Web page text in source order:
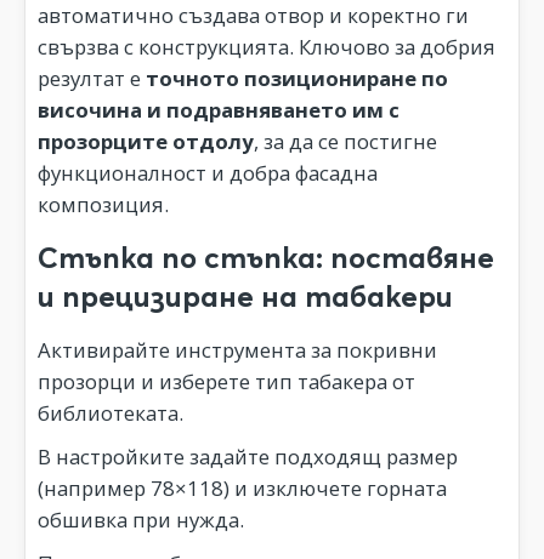
автоматично създава отвор и коректно ги
свързва с конструкцията. Ключово за добрия
резултат е точното позициониране по
височина и подравняването им с
прозорците отдолу, за да се постигне
функционалност и добра фасадна
композиция.
Стъпка по стъпка: поставяне
и прецизиране на табакери
Активирайте инструмента за покривни
прозорци и изберете тип табакера от
библиотеката.
В настройките задайте подходящ размер
(например 78×118) и изключете горната
обшивка при нужда.